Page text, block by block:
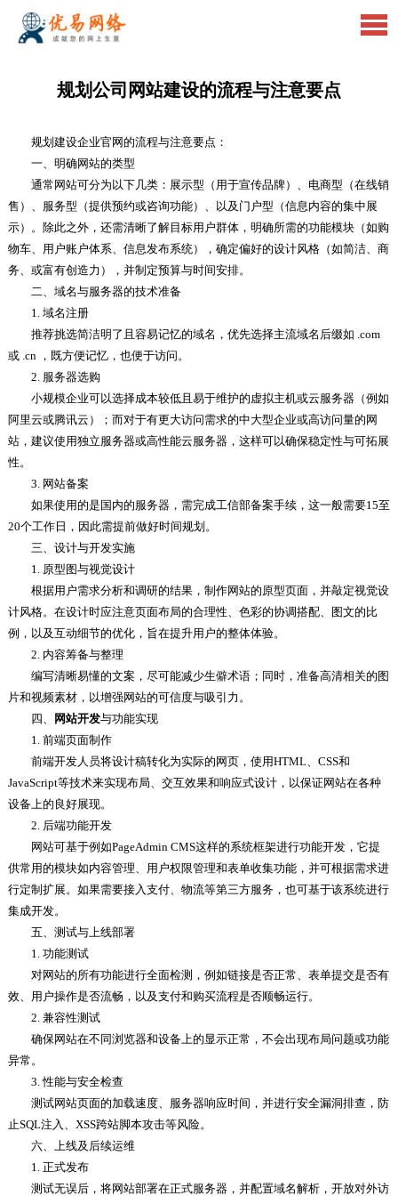
规划公司网站建设的流程与注意要点
规划建设企业官网的流程与注意要点：
一、明确网站的类型
通常网站可分为以下几类：展示型（用于宣传品牌）、电商型（在线销
售）、服务型（提供预约或咨询功能）、以及门户型（信息内容的集中展
示）。除此之外，还需清晰了解目标用户群体，明确所需的功能模块（如购
物车、用户账户体系、信息发布系统），确定偏好的设计风格（如简洁、商
务、或富有创造力），并制定预算与时间安排。
二、域名与服务器的技术准备
1. 域名注册
推荐挑选简洁明了且容易记忆的域名，优先选择主流域名后缀如 .com
或 .cn ，既方便记忆，也便于访问。
2. 服务器选购
小规模企业可以选择成本较低且易于维护的虚拟主机或云服务器（例如
阿里云或腾讯云）；而对于有更大访问需求的中大型企业或高访问量的网
站，建议使用独立服务器或高性能云服务器，这样可以确保稳定性与可拓展
性。
3. 网站备案
如果使用的是国内的服务器，需完成工信部备案手续，这一般需要15至
20个工作日，因此需提前做好时间规划。
三、设计与开发实施
1. 原型图与视觉设计
根据用户需求分析和调研的结果，制作网站的原型页面，并敲定视觉设
计风格。在设计时应注意页面布局的合理性、色彩的协调搭配、图文的比
例，以及互动细节的优化，旨在提升用户的整体体验。
2. 内容筹备与整理
编写清晰易懂的文案，尽可能减少生僻术语；同时，准备高清相关的图
片和视频素材，以增强网站的可信度与吸引力。
四、 网站开发与功能实现
1. 前端页面制作
前端开发人员将设计稿转化为实际的网页，使用HTML、CSS和
JavaScript等技术来实现布局、交互效果和响应式设计，以保证网站在各种
设备上的良好展现。
2. 后端功能开发
网站可基于例如PageAdmin CMS这样的系统框架进行功能开发，它提
供常用的模块如内容管理、用户权限管理和表单收集功能，并可根据需求进
行定制扩展。如果需要接入支付、物流等第三方服务，也可基于该系统进行
集成开发。
五、测试与上线部署
1. 功能测试
对网站的所有功能进行全面检测，例如链接是否正常、表单提交是否有
效、用户操作是否流畅，以及支付和购买流程是否顺畅运行。
2. 兼容性测试
确保网站在不同浏览器和设备上的显示正常，不会出现布局问题或功能
异常。
3. 性能与安全检查
测试网站页面的加载速度、服务器响应时间，并进行安全漏洞排查，防
止SQL注入、XSS跨站脚本攻击等风险。
六、上线及后续运维
1. 正式发布
测试无误后，将网站部署在正式服务器，并配置域名解析，开放对外访